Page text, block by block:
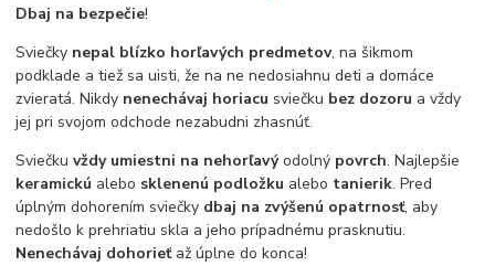
Dbaj na bezpečie!
Sviečky nepal blízko horľavých predmetov, na šikmom
podklade a tiež sa uisti, že na ne nedosiahnu deti a domáce
zvieratá. Nikdy nenechávaj horiacu sviečku bez dozoru a vždy
jej pri svojom odchode nezabudni zhasnúť.
Sviečkuvždy umiestni na nehorľavýodolný povrch. Najlepšie
keramickú alebo sklenenú podložku alebo tanierik. Pred
úplným dohorením sviečky dbaj na zvýšenú opatrnosť, aby
nedošlo k prehriatiu skla a jeho prípadnému prasknutiu.
Nenechávaj dohorieťaž úplne do konca!